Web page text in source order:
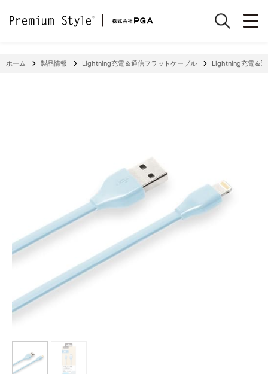
ホーム 製品情報 Lightning充電＆通信フラットケーブル Lightning充電＆